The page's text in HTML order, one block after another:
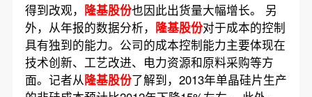
得到改观， 隆基股份也因此出货量大幅增长。 另
外，从年报的数据分析， 隆基股份对于成本的控制
具有独到的能力。公司的成本控制能力主要体现在
技术创新、工艺改进、电力资源和原料采购等方
面。记者从隆基股份了解到，2013年单晶硅片生产